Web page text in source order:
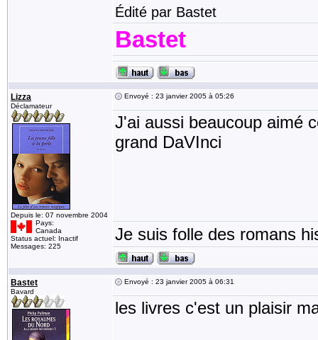
Édité par Bastet
Bastet
Lizza
Déclamateur
Depuis le: 07 novembre 2004
Pays:
Canada
Status actuel: Inactif
Messages: 225
Envoyé : 23 janvier 2005 à 05:26
J'ai aussi beaucoup aimé
grand DaVInci
Je suis folle des romans
Bastet
Bavard
Envoyé : 23 janvier 2005 à 06:31
les livres c'est un plaisir